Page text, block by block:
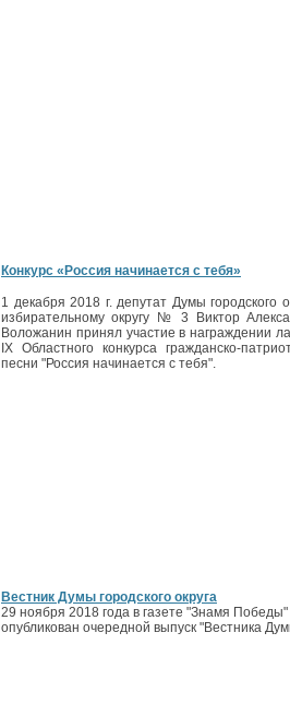
Конкурс «Россия начинается с тебя»
1 декабря 2018 г. депутат Думы городского
избирательному округу № 3 Виктор
Воложанин принял участие в награждении
IX Областного конкурса гражданско-
песни "Россия начинается с тебя".
Вестник Думы городского округа
29 ноября 2018 года в газете "Знамя Победы"
опубликован очередной выпуск "Вестника